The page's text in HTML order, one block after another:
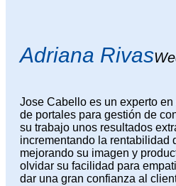
Adriana Rivas
Jose Cabello es un experto
de portales para gestión de
su trabajo unos resultados
incrementando la rentabilidad
mejorando su imagen y
olvidar su facilidad para
dar una gran confianza al